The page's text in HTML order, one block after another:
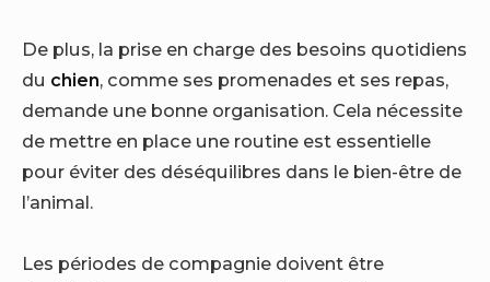
De plus, la prise en charge des besoins quotidiens
du chien, comme ses promenades et ses repas,
demande une bonne organisation. Cela nécessite
de mettre en place une routine est essentielle
pour éviter des déséquilibres dans le bien-être de
l’animal.
Les périodes de compagnie doivent être